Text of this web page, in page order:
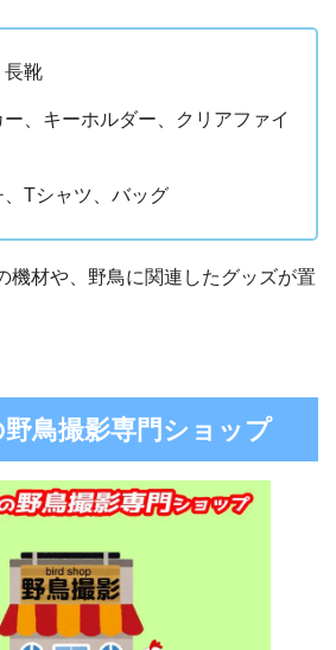
長靴
、キーホルダー、クリアファイ
Tシャツ、バッグ
機材や、野鳥に関連したグッズが置
鳥撮影専門ショップ